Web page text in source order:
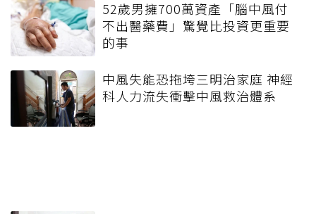
52歲男擁700萬資產「腦中風付
不出醫藥費」驚覺比投資更重要
的事
中風失能恐拖垮三明治家庭 神經
科人力流失衝擊中風救治體系